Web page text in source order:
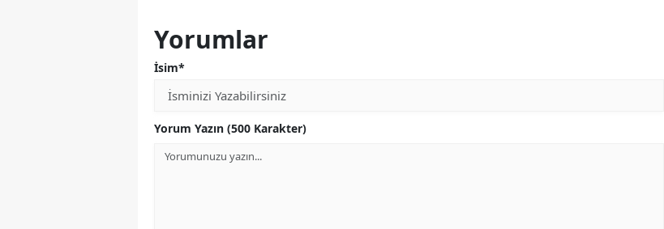
Yorumlar
İsim*
Yorum Yazın (500 Karakter)